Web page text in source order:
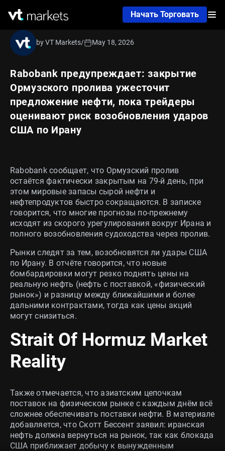
Начать Торговать
Rabobank предупреждает: закрытие
Ормузского пролива ужесточит
предложение нефти, пока трейдеры
оценивают риск возобновления ударов
США по Ирану
by VT Markets/ May 18, 2026
Rabobank сообщает, что Ормузский пролив
остаётся фактически закрытым на 79-й день, при
этом мировые запасы сырой нефти и
нефтепродуктов быстро сокращаются. В записке
говорится, что многие прогнозы по‑прежнему
исходят из скорого урегулирования вокруг Ирана и
полного возобновления судоходства через пролив.
Рынки следят за тем, возобновятся ли удары США
по Ирану. В отчёте говорится, что новые
бомбардировки могут резко поднять цены на
реальную нефть (нефть с поставкой, «физический
рынок») и разницу между ближайшими и более
дальними контрактами, тогда как цены акций
могут снизиться.
Strait Of Hormuz Market
Reality
Также отмечается, что азиатским цепочкам
поставок на физическом рынке с каждым днём всё
сложнее обеспечивать поставки нефти. В материале
добавляется, что Скотт Бессент заявил: иранская
нефть должна вернуться на рынок, так как блокада
США приближает добычу к вынужденным